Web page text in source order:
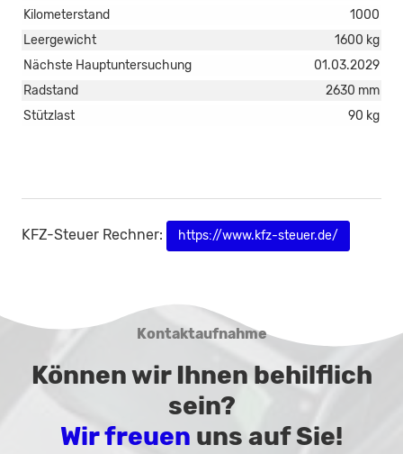
Kilometerstand
1000
Leergewicht
1600 kg
Nächste Hauptuntersuchung
01.03.2029
Radstand
2630 mm
Stützlast
90 kg
KFZ-Steuer Rechner: https://www.kfz-steuer.de/
Kontaktaufnahme
Können wir Ihnen behilflich
sein?
Wir freuen uns auf Sie!